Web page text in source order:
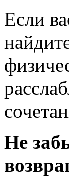
Если
Не